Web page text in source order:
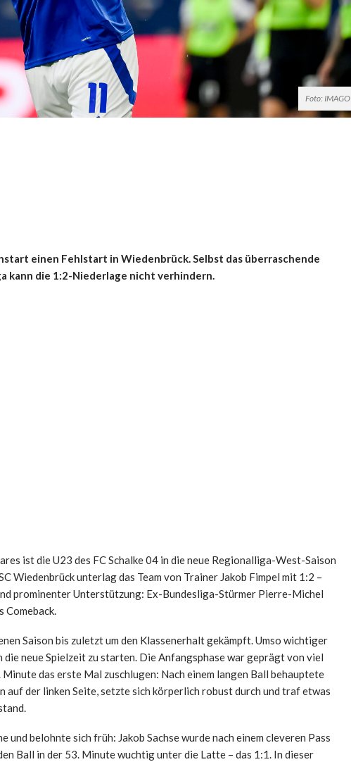
Foto: IMAGO
einen Fehlstart in Wiedenbrück. Selbst das überraschende
kann die 1:2-Niederlage nicht verhindern.
ist die U23 des FC Schalke 04 in die neue Regionalliga-West-Saison
Wiedenbrück unterlag das Team von Trainer Jakob Fimpel mit 1:2 –
prominenter Unterstützung: Ex-Bundesliga-Stürmer Pierre-Michel
Comeback.
Saison bis zuletzt um den Klassenerhalt gekämpft. Umso wichtiger
die neue Spielzeit zu starten. Die Anfangsphase war geprägt von viel
das erste Mal zuschlugen: Nach einem langen Ball behauptete
auf der linken Seite, setzte sich körperlich robust durch und traf etwas
und belohnte sich früh: Jakob Sachse wurde nach einem cleveren Pass
Ball in der 53. Minute wuchtig unter die Latte – das 1:1. In dieser